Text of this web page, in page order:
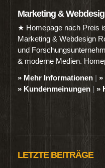
Marketing &
★ Homepage nach Preis
Marketing & Webdesign
und
& moderne Medien.
» Mehr Informationen | »
» Kundenmeinungen | »
LETZTE BEITRÄGE